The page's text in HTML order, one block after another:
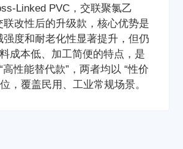
Linked PVC，交联聚氯乙
联改性后的升级款，核心优势是
强度和耐老化性显著提升，但仍
成本低、加工简便的特点，是
高性能替代款”，两者均以 “性价
，覆盖民用、工业常规场景。